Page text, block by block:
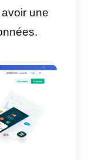
relations. Il
pour
Les agents
de se